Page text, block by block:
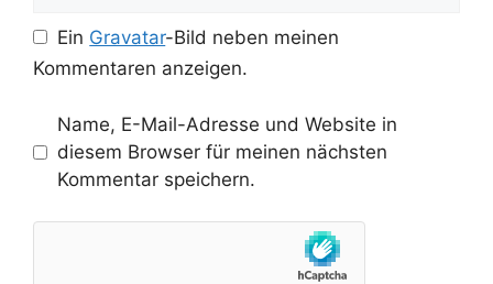
Ein Gravatar-Bild neben meinen
Kommentaren anzeigen.
Name, E-Mail-Adresse und Website in
diesem Browser für meinen nächsten
Kommentar speichern.